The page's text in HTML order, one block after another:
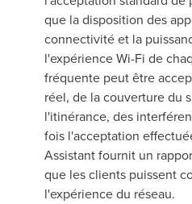
que la disposition des
connectivité et la
l'expérience Wi-Fi de
fréquente peut être
réel, de la couverture du
l'itinérance, des
fois l'acceptation
Assistant fournit un
que les clients puissent
l'expérience du réseau.